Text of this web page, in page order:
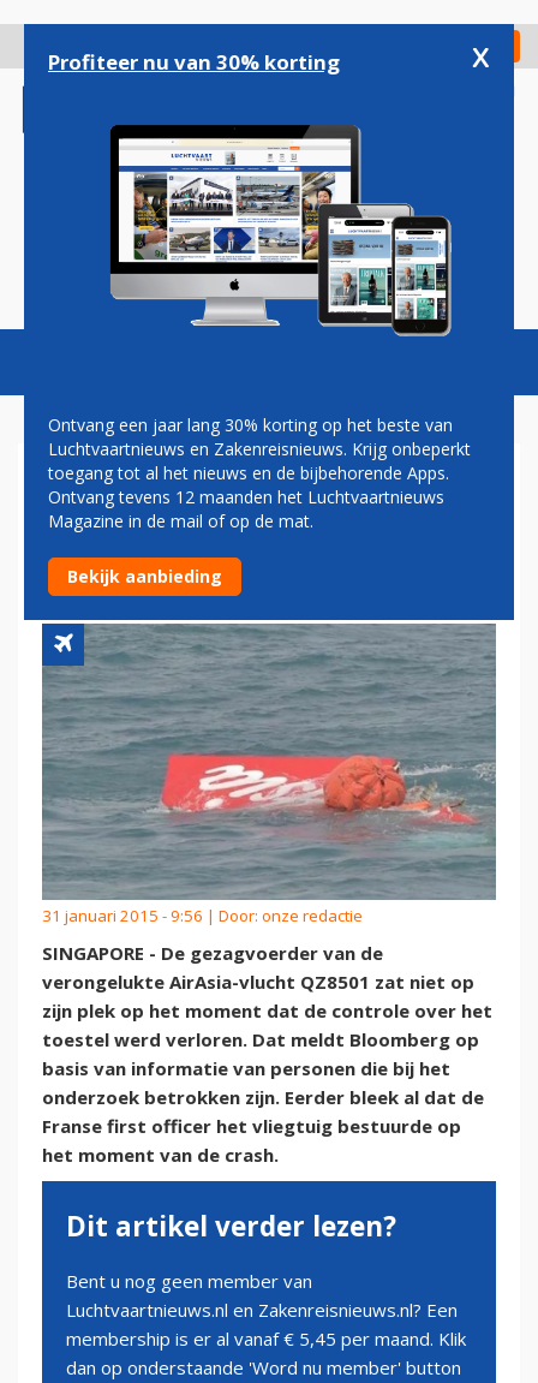
gaan
Check in
Magazine Podcasts Vacatures
'GEZAGVOERDER VLUCHT
QZ8501 VAN ZIJN PLEK VLAK
VOOR CRASH’
31 januari 2015 - 9:56 | Door: onze redactie
SINGAPORE - De gezagvoerder van de
verongelukte AirAsia-vlucht QZ8501 zat niet op
zijn plek op het moment dat de controle over het
toestel werd verloren. Dat meldt Bloomberg op
basis van informatie van personen die bij het
onderzoek betrokken zijn. Eerder bleek al dat de
Franse first officer het vliegtuig bestuurde op
het moment van de crash.
Dit artikel verder lezen?
Bent u nog geen member van
Luchtvaartnieuws.nl en Zakenreisnieuws.nl? Een
membership is er al vanaf € 5,45 per maand. Klik
dan op onderstaande 'Word nu member' button
Profiteer nu van 30% korting x
Ontvang een jaar lang 30% korting op het beste van
Luchtvaartnieuws en Zakenreisnieuws. Krijg onbeperkt
toegang tot al het nieuws en de bijbehorende Apps.
Ontvang tevens 12 maanden het Luchtvaartnieuws
Magazine in de mail of op de mat.
Bekijk aanbieding